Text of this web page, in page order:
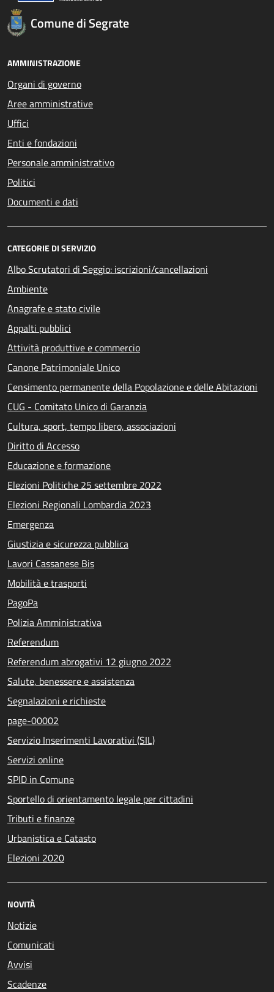
Comune di Segrate
AMMINISTRAZIONE
Organi di governo
Aree amministrative
Uffici
Enti e fondazioni
Personale amministrativo
Politici
Documenti e dati
CATEGORIE DI SERVIZIO
Albo Scrutatori di Seggio: iscrizioni/cancellazioni
Ambiente
Anagrafe e stato civile
Appalti pubblici
Attività produttive e commercio
Canone Patrimoniale Unico
Censimento permanente della Popolazione e delle Abitazioni
CUG - Comitato Unico di Garanzia
Cultura, sport, tempo libero, associazioni
Diritto di Accesso
Educazione e formazione
Elezioni Politiche 25 settembre 2022
Elezioni Regionali Lombardia 2023
Emergenza
Giustizia e sicurezza pubblica
Lavori Cassanese Bis
Mobilità e trasporti
PagoPa
Polizia Amministrativa
Referendum
Referendum abrogativi 12 giugno 2022
Salute, benessere e assistenza
Segnalazioni e richieste
page-00002
Servizio Inserimenti Lavorativi (SIL)
Servizi online
SPID in Comune
Sportello di orientamento legale per cittadini
Tributi e finanze
Urbanistica e Catasto
Elezioni 2020
NOVITÀ
Notizie
Comunicati
Avvisi
Scadenze